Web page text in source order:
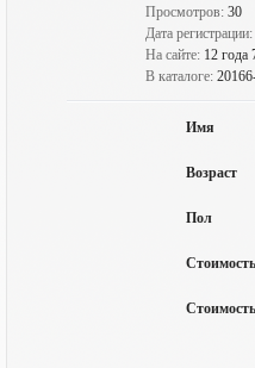
Просмотров: 30
Дата регистрации:
На сайте: 12 года
В каталоге:
Имя
Возраст
Пол